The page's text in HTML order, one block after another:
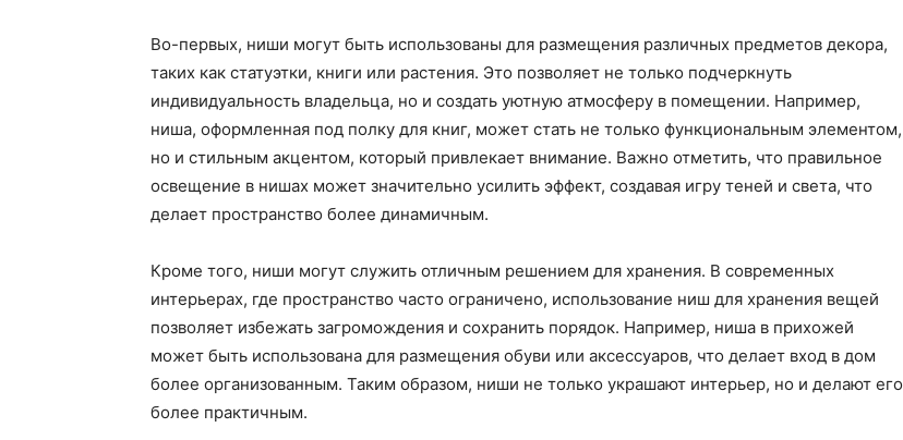
Во-первых, ниши могут быть использованы для размещения различных предметов декора,
таких как статуэтки, книги или растения. Это позволяет не только подчеркнуть
индивидуальность владельца, но и создать уютную атмосферу в помещении. Например,
ниша, оформленная под полку для книг, может стать не только функциональным элементом,
но и стильным акцентом, который привлекает внимание. Важно отметить, что правильное
освещение в нишах может значительно усилить эффект, создавая игру теней и света, что
делает пространство более динамичным.
Кроме того, ниши могут служить отличным решением для хранения. В современных
интерьерах, где пространство часто ограничено, использование ниш для хранения вещей
позволяет избежать загромождения и сохранить порядок. Например, ниша в прихожей
может быть использована для размещения обуви или аксессуаров, что делает вход в дом
более организованным. Таким образом, ниши не только украшают интерьер, но и делают его
более практичным.